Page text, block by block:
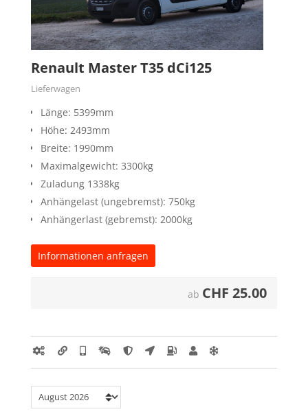
Renault Master T35 dCi125
Lieferwagen
Länge: 5399mm
Höhe: 2493mm
Breite: 1990mm
Maximalgewicht: 3300kg
Zuladung 1338kg
Anhängelast (ungebremst): 750kg
Anhängerlast (gebremst): 2000kg
Informationen anfragen
ab CHF 25.00